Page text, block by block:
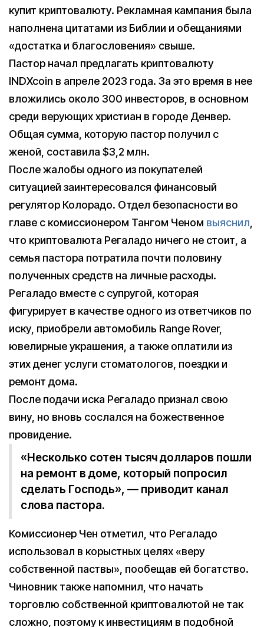
купит криптовалюту. Рекламная кампания была
наполнена цитатами из Библии и обещаниями
«достатка и благословения» свыше.
Пастор начал предлагать криптовалюту
INDXcoin в апреле 2023 года. За это время в нее
вложились около 300 инвесторов, в основном
среди верующих христиан в городе Денвер.
Общая сумма, которую пастор получил с
женой, составила $3,2 млн.
После жалобы одного из покупателей
ситуацией заинтересовался финансовый
регулятор Колорадо. Отдел безопасности во
главе с комиссионером Тангом Ченом выяснил,
что криптовалюта Регаладо ничего не стоит, а
семья пастора потратила почти половину
полученных средств на личные расходы.
Регаладо вместе с супругой, которая
фигурирует в качестве одного из ответчиков по
иску, приобрели автомобиль Range Rover,
ювелирные украшения, а также оплатили из
этих денег услуги стоматологов, поездки и
ремонт дома.
После подачи иска Регаладо признал свою
вину, но вновь сослался на божественное
провидение.
«Несколько сотен тысяч долларов пошли
на ремонт в доме, который попросил
сделать Господь», — приводит канал
слова пастора.
Комиссионер Чен отметил, что Регаладо
использовал в корыстных целях «веру
собственной паствы», пообещав ей богатство.
Чиновник также напомнил, что начать
торговлю собственной криптовалютой не так
сложно, поэтому к инвестициям в подобной